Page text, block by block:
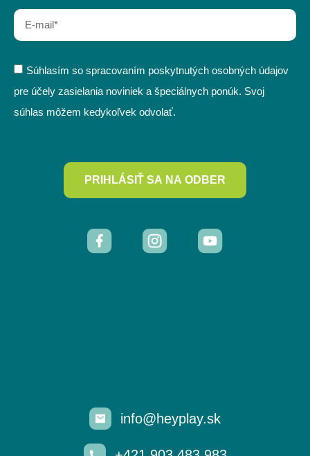
info@heyplay.sk
Súhlasím so spracovaním poskytnutých osobných údajov
pre účely zasielania noviniek a špeciálnych ponúk. Svoj
súhlas môžem kedykoľvek odvolať.
PRIHLÁSIŤ SA NA ODBER